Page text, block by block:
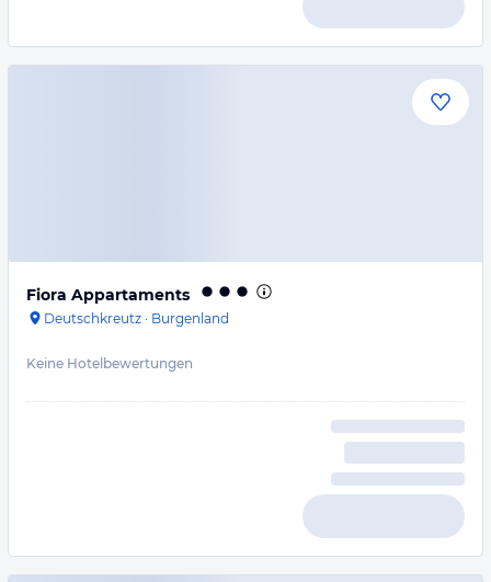
Fiora Appartaments
Deutschkreutz · Burgenland
Keine Hotelbewertungen